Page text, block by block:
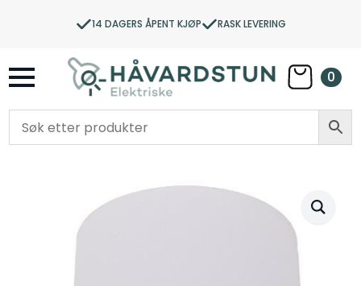
14 DAGERS ÅPENT KJØP RASK LEVERING
0